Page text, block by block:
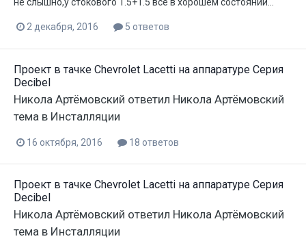
не слышно,у стокового 1.5+1.5 все в хорошем состоянии...
2 декабря, 2016 5 ответов
Проект в тачке Chevrolet Lacetti на аппаратуре Серия
Decibel
Никола Артёмовский ответил Никола Артёмовский
тема в Инсталляции
16 октября, 2016 18 ответов
Проект в тачке Chevrolet Lacetti на аппаратуре Серия
Decibel
Никола Артёмовский ответил Никола Артёмовский
тема в Инсталляции